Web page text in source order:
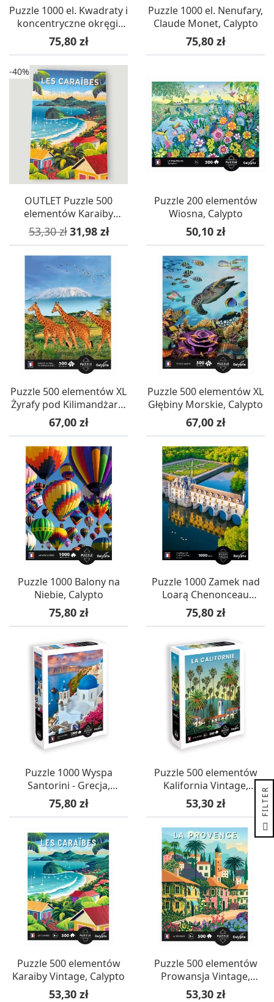
Puzzle 1000 el. Kwadraty i
koncentryczne okręgi,
Kandinsky, Calypto
Cena
75,80 zł
Puzzle 1000 el. Nenufary,
Claude Monet, Calypto
Cena
75,80 zł
OUTLET Puzzle 500
elementów Karaiby
Vintage, Calypto
Cena podstawowa
53,30 zł Cena
31,98 zł
-40%
Puzzle 200 elementów
Wiosna, Calypto
Cena
50,10 zł
Puzzle 500 elementów XL
Żyrafy pod Kilimandżaro,
Calypto
Cena
67,00 zł
Puzzle 500 elementów XL
Głębiny Morskie, Calypto
Cena
67,00 zł
Puzzle 1000 Balony na
Niebie, Calypto
Cena
75,80 zł
Puzzle 1000 Zamek nad
Loarą Chenonceau
(Francja), Calypto
Cena
75,80 zł
Puzzle 1000 Wyspa
Santorini - Grecja,
Calypto
Cena
75,80 zł
Puzzle 500 elementów
Kalifornia Vintage,
Calypto
Cena
53,30 zł
Puzzle 500 elementów
Karaiby Vintage, Calypto
Cena
53,30 zł
Puzzle 500 elementów
Prowansja Vintage,
Calypto
Cena
53,30 zł
R